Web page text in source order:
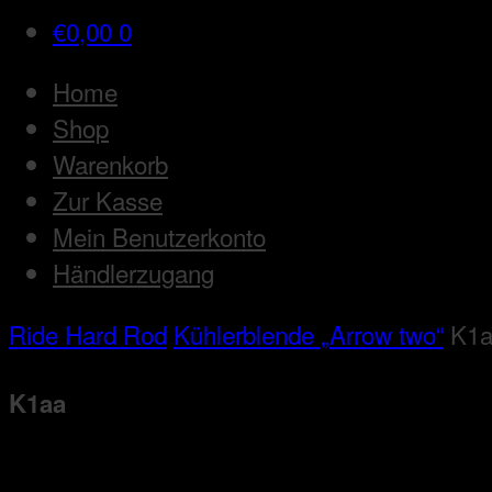
€0,00 0
Home
Shop
Warenkorb
Zur Kasse
Mein Benutzerkonto
Händlerzugang
Ride Hard Rod Kühlerblende „Arrow two“
K1aa